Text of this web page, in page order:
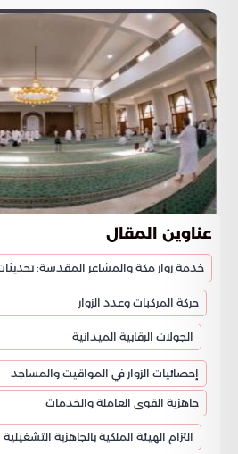
عناوين المقال
حركة المركبات وعدد الزوار
الجولات الرقابية الميدانية
إحصائيات الزوار في المواقيت والمساجد
جاهزية القوى العاملة والخدمات
التزام الهيئة الملكية بالجاهزية التشغيلية